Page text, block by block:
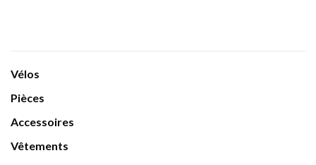
Vélos
Pièces
Accessoires
Vêtements